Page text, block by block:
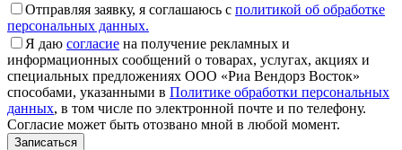
Отправляя заявку, я соглашаюсь с политикой об обработке
персональных данных.
Я даю согласие на получение рекламных и
информационных сообщений о товарах, услугах, акциях и
специальных предложениях ООО «Риа Вендорз Восток»
способами, указанными в Политике обработки персональных
данных, в том числе по электронной почте и по телефону.
Согласие может быть отозвано мной в любой момент.